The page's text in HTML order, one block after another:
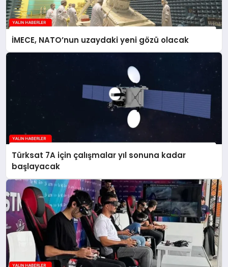
İMECE, NATO’nun uzaydaki yeni gözü olacak
Türksat 7A için çalışmalar yıl sonuna kadar
başlayacak